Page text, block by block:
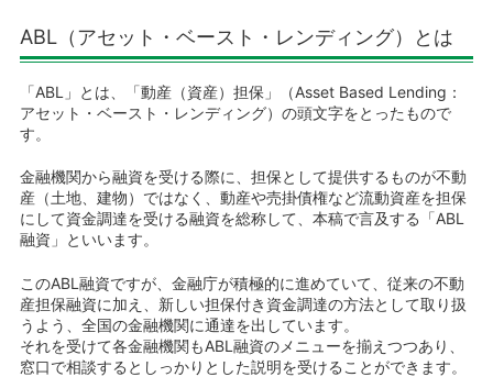
ABL（アセット・ベースト・レンディング）とは
「ABL」とは、「動産（資産）担保」（Asset Based Lending：
アセット・ベースト・レンディング）の頭文字をとったもので
す。
金融機関から融資を受ける際に、担保として提供するものが不動
産（土地、建物）ではなく、動産や売掛債権など流動資産を担保
にして資金調達を受ける融資を総称して、本稿で言及する「ABL
融資」といいます。
このABL融資ですが、金融庁が積極的に進めていて、従来の不動
産担保融資に加え、新しい担保付き資金調達の方法として取り扱
うよう、全国の金融機関に通達を出しています。
それを受けて各金融機関もABL融資のメニューを揃えつつあり、
窓口で相談するとしっかりとした説明を受けることができます。